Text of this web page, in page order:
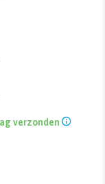
verzonden